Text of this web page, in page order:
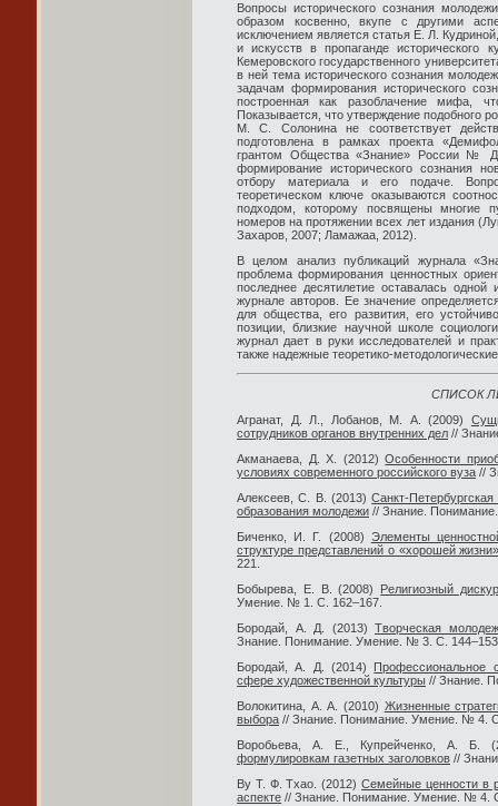
Вопросы исторического сознания
образом косвенно, вкупе с другими
исключением является статья Е. Л.
и искусств в пропаганде исторического
Кемеровского государственного
в ней тема исторического сознания
задачам формирования исторического
построенная как разоблачение мифа,
Показывается, что утверждение подобного
М. С. Солонина не соответствует
подготовлена в рамках проекта
грантом Общества «Знание» России №
формирование исторического сознания
отбору материала и его подаче.
теоретическом ключе оказываются
подходом, которому посвящены многие
номеров на протяжении всех лет издания
Захаров, 2007; Ламажаа, 2012).
В целом анализ публикаций журнала
проблема формирования ценностных
последнее десятилетие оставалась
журнале авторов. Ее значение
для общества, его развития, его
позиции, близкие научной школе
журнал дает в руки исследователей и
также надежные теоретико-
СПИСОК
Агранат, Д. Л., Лобанов, М. А. (2009)
сотрудников органов внутренних дел //
Акманаева, Д. Х. (2012)Особенности
условиях современного российского вуза //
Алексеев, С. В. (2013)Санкт-Петербургская
образования молодежи // Знание.
Биченко, И. Г. (2008) Элементы
структуре представлений о «хорошей
221.
Бобырева, Е. В. (2008)
Религиозный
Умение. № 1. С. 162–167.
Бородай, А. Д. (2013) Творческая
Знание. Понимание. Умение. № 3. С.
Бородай, А. Д. (2014)
Профессиональное
сфере художественной культуры // Знание.
Волокитина, А. А. (2010) Жизненные
выбора // Знание. Понимание. Умение. № 4.
Воробьева, А. Е., Купрейченко, А. Б.
формулировкам газетных заголовков //
Ву Т. Ф. Тхао. (2012)Семейные ценности в
аспекте // Знание. Понимание. Умение. № 4.